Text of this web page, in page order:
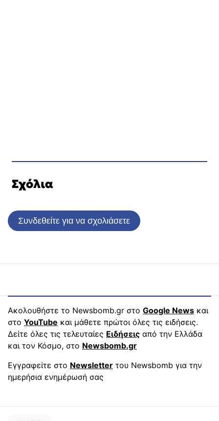
Σχόλια
Συνδεθείτε για να σχολιάσετε
Ακολουθήστε το Newsbomb.gr στο Google News και
στο YouTube και μάθετε πρώτοι όλες τις ειδήσεις.
Δείτε όλες τις τελευταίες Ειδήσεις από την Ελλάδα
και τον Κόσμο, στο Newsbomb.gr
Εγγραφείτε στο Newsletter του Newsbomb για την
ημερήσια ενημέρωσή σας